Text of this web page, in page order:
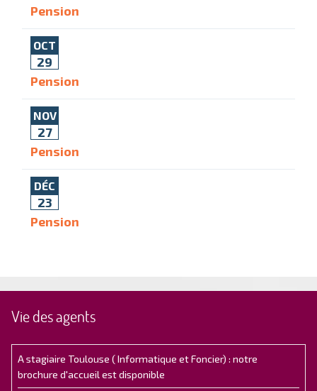
Pension
OCT
29
Pension
NOV
27
Pension
DÉC
23
Pension
Vie des agents
A stagiaire Toulouse ( Informatique et Foncier) : notre
brochure d'accueil est disponible